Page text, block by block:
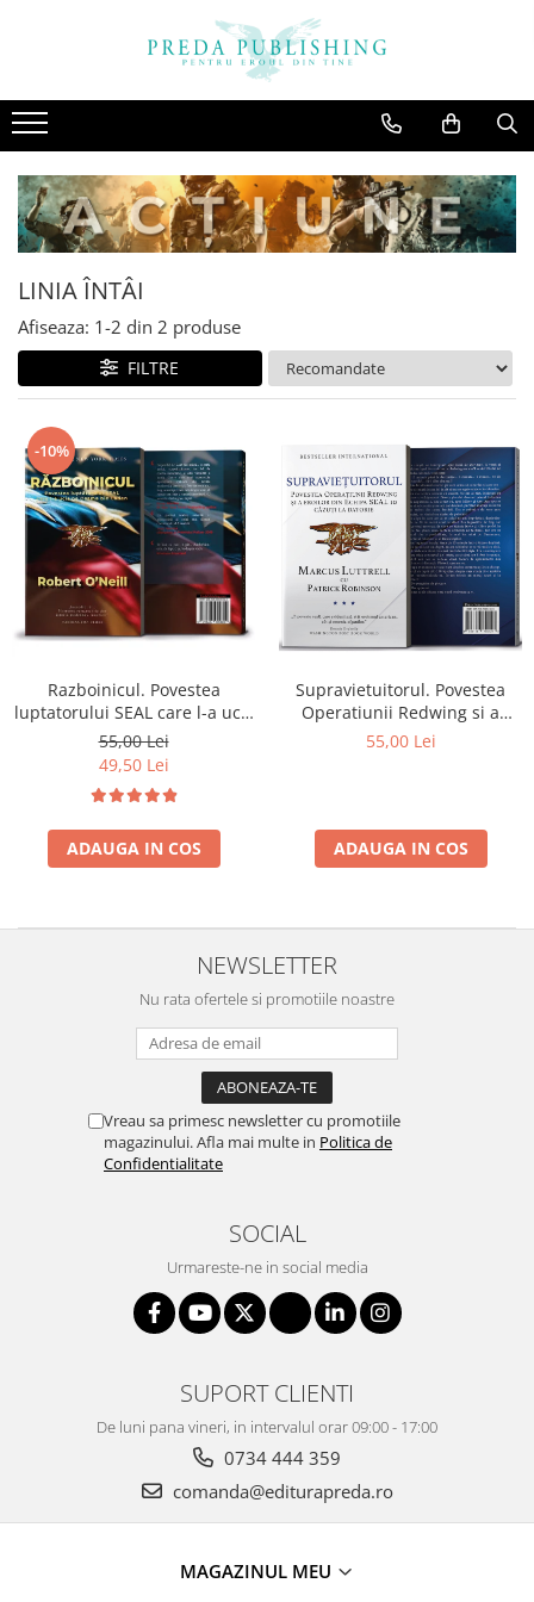
LINIA ÎNTÂI
Afiseaza: 1-2 din 2 produse
FILTRE
-10%
Razboinicul. Povestea
luptatorului SEAL care l-a ucis
pe Osama bin Laden - Robert
O'Neill
55,00 Lei
49,50 Lei
ADAUGA IN COS
Supravietuitorul. Povestea
Operatiunii Redwing si a
eroilor din Echipa SEAL 10
55,00 Lei
ADAUGA IN COS
NEWSLETTER
Nu rata ofertele si promotiile noastre
Vreau sa primesc newsletter cu promotiile
magazinului. Afla mai multe in Politica de
Confidentialitate
SOCIAL
Urmareste-ne in social media
SUPORT CLIENTI
De luni pana vineri, in intervalul orar 09:00 - 17:00
0734 444 359
comanda@editurapreda.ro
MAGAZINUL MEU